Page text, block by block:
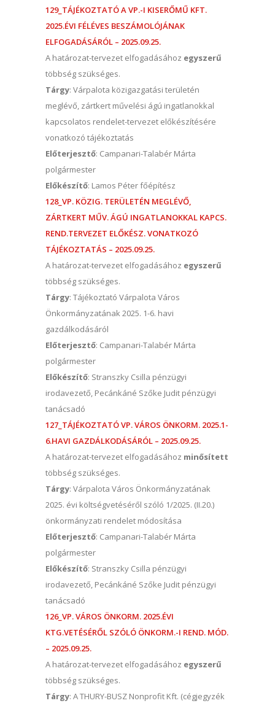
129_TÁJÉKOZTATÓ A VP.-I KISERŐMŰ KFT.
2025.ÉVI FÉLÉVES BESZÁMOLÓJÁNAK
ELFOGADÁSÁRÓL – 2025.09.25.
A határozat-tervezet elfogadásához egyszerű
többség szükséges.
Tárgy: Várpalota közigazgatási területén
meglévő, zártkert művelési ágú ingatlanokkal
kapcsolatos rendelet-tervezet előkészítésére
vonatkozó tájékoztatás
Előterjesztő: Campanari-Talabér Márta
polgármester
Előkészítő: Lamos Péter főépítész
128_VP. KÖZIG. TERÜLETÉN MEGLÉVŐ,
ZÁRTKERT MŰV. ÁGÚ INGATLANOKKAL KAPCS.
REND.TERVEZET ELŐKÉSZ. VONATKOZÓ
TÁJÉKOZTATÁS – 2025.09.25.
A határozat-tervezet elfogadásához egyszerű
többség szükséges.
Tárgy: Tájékoztató Várpalota Város
Önkormányzatának 2025. 1-6. havi
gazdálkodásáról
Előterjesztő: Campanari-Talabér Márta
polgármester
Előkészítő: Stranszky Csilla pénzügyi
irodavezető, Pecánkáné Szőke Judit pénzügyi
tanácsadó
127_TÁJÉKOZTATÓ VP. VÁROS ÖNKORM. 2025.1-
6.HAVI GAZDÁLKODÁSÁRÓL – 2025.09.25.
A határozat-tervezet elfogadásához minősített
többség szükséges.
Tárgy: Várpalota Város Önkormányzatának
2025. évi költségvetéséről szóló 1/2025. (II.20.)
önkormányzati rendelet módosítása
Előterjesztő: Campanari-Talabér Márta
polgármester
Előkészítő: Stranszky Csilla pénzügyi
irodavezető, Pecánkáné Szőke Judit pénzügyi
tanácsadó
126_VP. VÁROS ÖNKORM. 2025.ÉVI
KTG.VETÉSÉRŐL SZÓLÓ ÖNKORM.-I REND. MÓD.
– 2025.09.25.
A határozat-tervezet elfogadásához egyszerű
többség szükséges.
Tárgy: A THURY-BUSZ Nonprofit Kft. (cégjegyzék